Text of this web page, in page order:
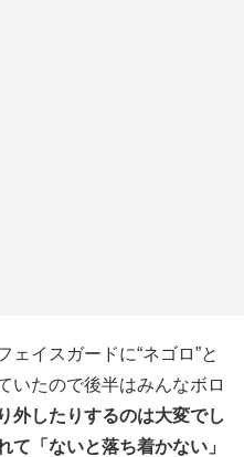
イスガードに“ネゴロ”と
いたので後半はみんなボロ
外したりするのは大変でし
て「ないと落ち着かない」